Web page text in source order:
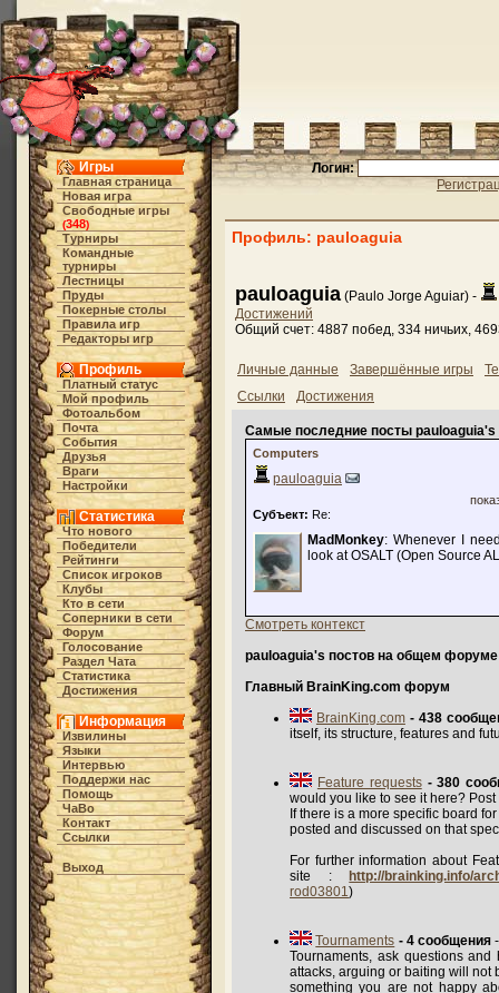
Игры
Главная страница
Новая игра
Свободные игры
(348)
Турниры
Командные
турниры
Лестницы
Пруды
Покерные столы
Правила игр
Редакторы игр
Профиль
Платный статус
Мой профиль
Фотоальбом
Почта
События
Друзья
Враги
Настройки
Статистика
Что нового
Победители
Рейтинги
Список игроков
Клубы
Кто в cети
Соперники в сети
Форум
Голосование
Раздел Чата
Статистика
Достижения
Информация
Извилины
Языки
Интервью
Поддержи нас
Помощь
ЧаВо
Контакт
Ссылки
Выход
Логин:
Профиль: pauloaguia
pauloaguia (Paulo Jorge Aguiar) -
Достижений
Общий счет: 4887 побед, 334 ничьих,
Личные данные Завершённые игры
Ссылки
Достижения
Самые последние посты
Computers
pauloaguia
Субъект: Re:
MadMonkey: Whenever I
look at OSALT (Open Source
Смотреть контекст
pauloaguia's постов на общем
Главный BrainKing.com форум
BrainKing.com - 438
itself, its structure, features and
Feature requests - 380
would you like to see it here?
If there is a more specific board
posted and discussed on that
For further information about
site :
http://brainking.info/
rod03801)
Tournaments - 4 сообщения
Tournaments, ask questions
attacks, arguing or baiting will not
something you are not happy